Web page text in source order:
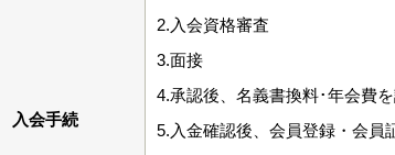
入会手続
2.入会資格審査
3.面接
4.承認後、名義書換料･年会費
5.入金確認後、会員登録・会員